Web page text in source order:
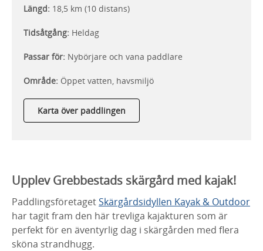
Längd: 18,5 km (10 distans)
Tidsåtgång: Heldag
Passar för: Nybörjare och vana paddlare
Område: Öppet vatten, havsmiljö
Karta över paddlingen
Upplev Grebbestads skärgård med kajak!
PaddlingsföretagetSkärgårdsidyllen Kayak & Outdoor
har tagit fram den här trevliga kajakturen som är
perfekt för en äventyrlig dag i skärgården med flera
sköna strandhugg.